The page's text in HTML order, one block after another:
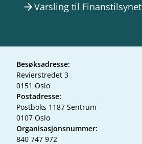
arrow_forwardVarsling til Finanstilsynet
Besøksadresse:
Revierstredet 3
0151 Oslo
Postadresse:
Postboks 1187 Sentrum
0107 Oslo
Organisasjonsnummer:
840 747 972